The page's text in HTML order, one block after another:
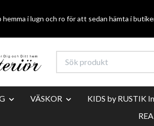
i lugn och ro för att sedan hämta i
VÄSKOR KIDS by RUSTIK